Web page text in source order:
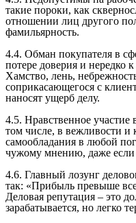
такие пороки, как
отношении лиц другого
фамильярность.
4.4. Обман покупателя в
потере доверия и нередко
Хамство, лень,
соприкасающегося с
наносят ущерб делу.
4.5. Нравственное участие
том числе, в вежливости и
самообладания в любой
чужому мнению, даже
4.6. Главный лозунг
так: «Прибыль превыше
Деловая репутация – это
зарабатывается, но легко